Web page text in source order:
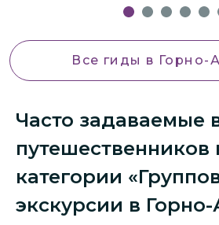
Все гиды в Горно-
Часто задаваемые
путешественников
категории
экскурсии в